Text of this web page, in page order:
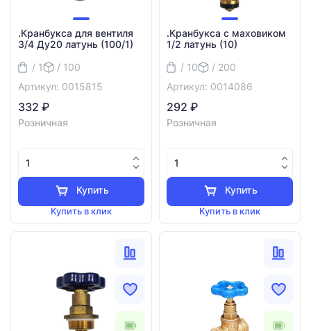
.Кранбукса для вентиля
3/4 Ду20 латунь (100/1)
/ 1
/ 100
Артикул: 0015815
332 ₽
Розничная
Купить
Купить в клик
.Кранбукса с маховиком
1/2 латунь (10)
/ 10
/ 200
Артикул: 0014086
292 ₽
Розничная
Купить
Купить в клик